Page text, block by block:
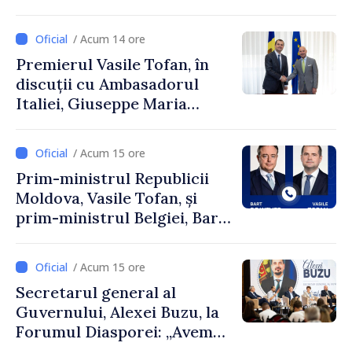
Uygar Mustafa Sertel
/ Acum 14 ore
Premierul Vasile Tofan, în
discuții cu Ambasadorul
Italiei, Giuseppe Maria
/ Acum 15 ore
Prim-ministrul Republicii
Moldova, Vasile Tofan, și
prim-ministrul Belgiei, Bart
despre parcursul european
al Republicii Moldova.
/ Acum 15 ore
Secretarul general al
Guvernului, Alexei Buzu, la
Forumul Diasporei: „Avem